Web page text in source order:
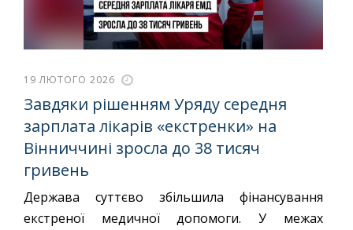
19 ЛЮТОГО 2026
Завдяки рішенням Уряду середня
зарплата лікарів «екстренки» на
Вінниччині зросла до 38 тисяч
гривень
Держава суттєво збільшила фінансування
екстреної медичної допомоги. У межах